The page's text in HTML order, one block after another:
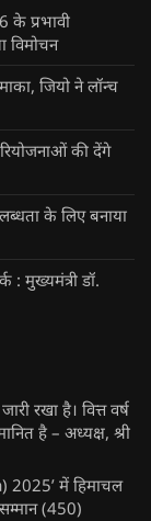
के प्रभावी
विमोचन
जियो ने लॉन्च
की देंगे
के लिए बनाया
: मुख्यमंत्री डॉ.
रखा है। वित्त वर्ष
है – अध्यक्ष, श्री
2025’ में हिमाचल
(450)